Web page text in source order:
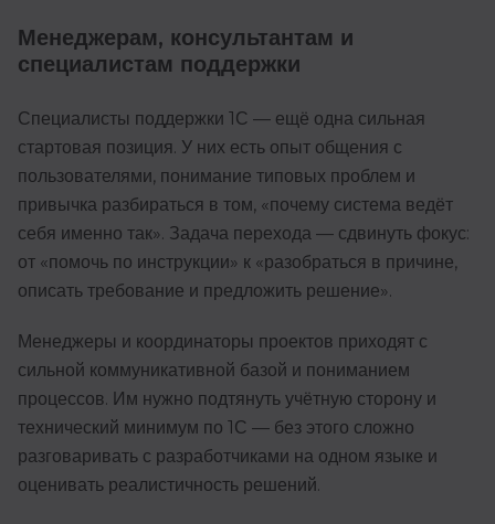
Менеджерам, консультантам и
специалистам поддержки
Специалисты поддержки 1С — ещё одна сильная
стартовая позиция. У них есть опыт общения с
пользователями, понимание типовых проблем и
привычка разбираться в том, «почему система ведёт
себя именно так». Задача перехода — сдвинуть фокус:
от «помочь по инструкции» к «разобраться в причине,
описать требование и предложить решение».
Менеджеры и координаторы проектов приходят с
сильной коммуникативной базой и пониманием
процессов. Им нужно подтянуть учётную сторону и
технический минимум по 1С — без этого сложно
разговаривать с разработчиками на одном языке и
оценивать реалистичность решений.